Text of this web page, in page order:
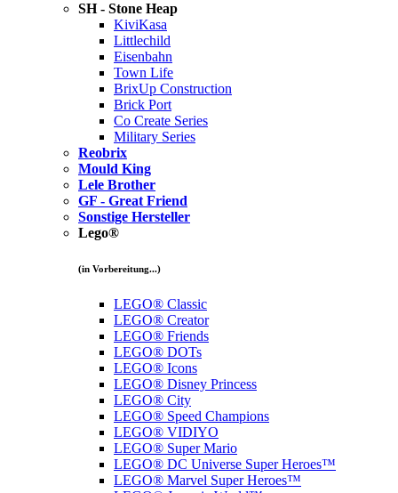
SH - Stone Heap
KiviKasa
Littlechild
Eisenbahn
Town Life
BrixUp Construction
Brick Port
Co Create Series
Military Series
Reobrix
Mould King
Lele Brother
GF - Great Friend
Sonstige Hersteller
Lego®
(in Vorbereitung...)
LEGO® Classic
LEGO® Creator
LEGO® Friends
LEGO® DOTs
LEGO® Icons
LEGO® Disney Princess
LEGO® City
LEGO® Speed Champions
LEGO® VIDIYO
LEGO® Super Mario
LEGO® DC Universe Super Heroes™
LEGO® Marvel Super Heroes™